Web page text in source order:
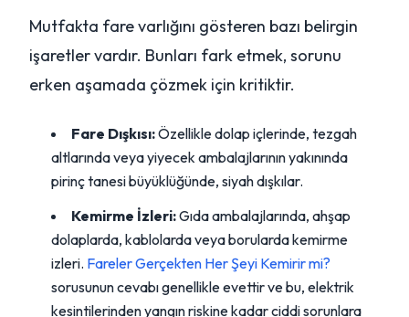
Mutfakta fare varlığını gösteren bazı belirgin
işaretler vardır. Bunları fark etmek, sorunu
erken aşamada çözmek için kritiktir.
Fare Dışkısı:Özellikle dolap içlerinde, tezgah
altlarında veya yiyecek ambalajlarının yakınında
pirinç tanesi büyüklüğünde, siyah dışkılar.
Kemirme İzleri:Gıda ambalajlarında, ahşap
dolaplarda, kablolarda veya borularda kemirme
izleri. Fareler Gerçekten Her Şeyi Kemirir mi?
sorusunun cevabı genellikle evettir ve bu, elektrik
kesintilerinden yangın riskine kadar ciddi sorunlara